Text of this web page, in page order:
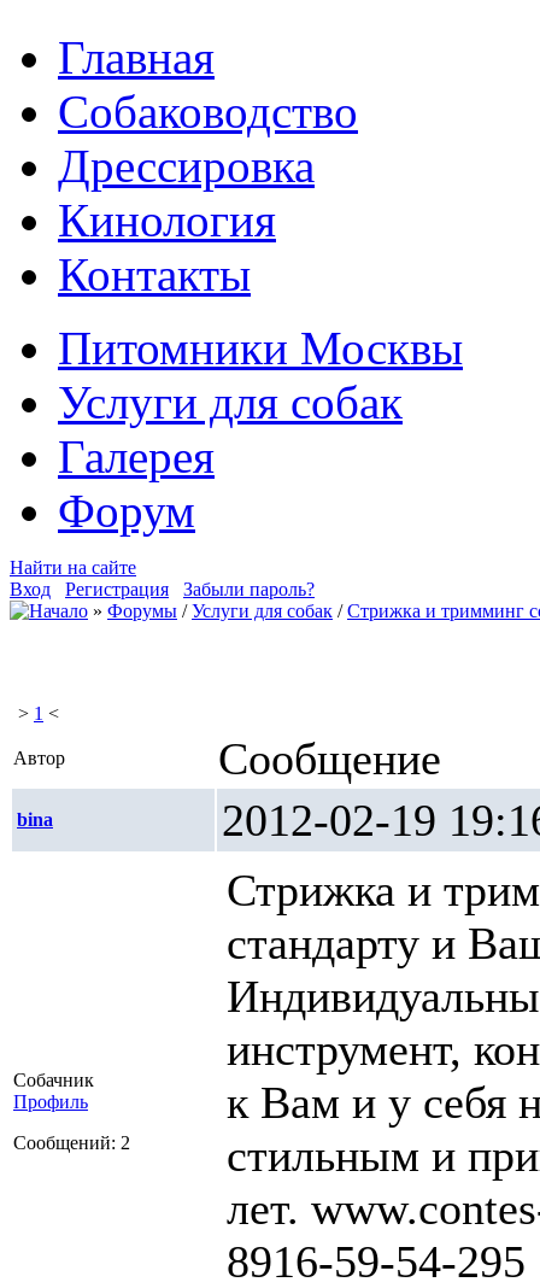
Главная
Собаководство
Дрессировка
Кинология
Контакты
Питомники Москвы
Услуги для собак
Галерея
Форум
Найти на сайте
Вход
Регистрация
Забыли пароль?
» Форумы /Услуги для собак /Стрижка и тримминг
> 1 <
Автор Сообщение
bina 2012-02-19
Собачник
Профиль
Сообщений: 2
Стрижка и
стандарту и
инструмент,
к Вам и у себя
стильным и
лет.
8916-59-54-295